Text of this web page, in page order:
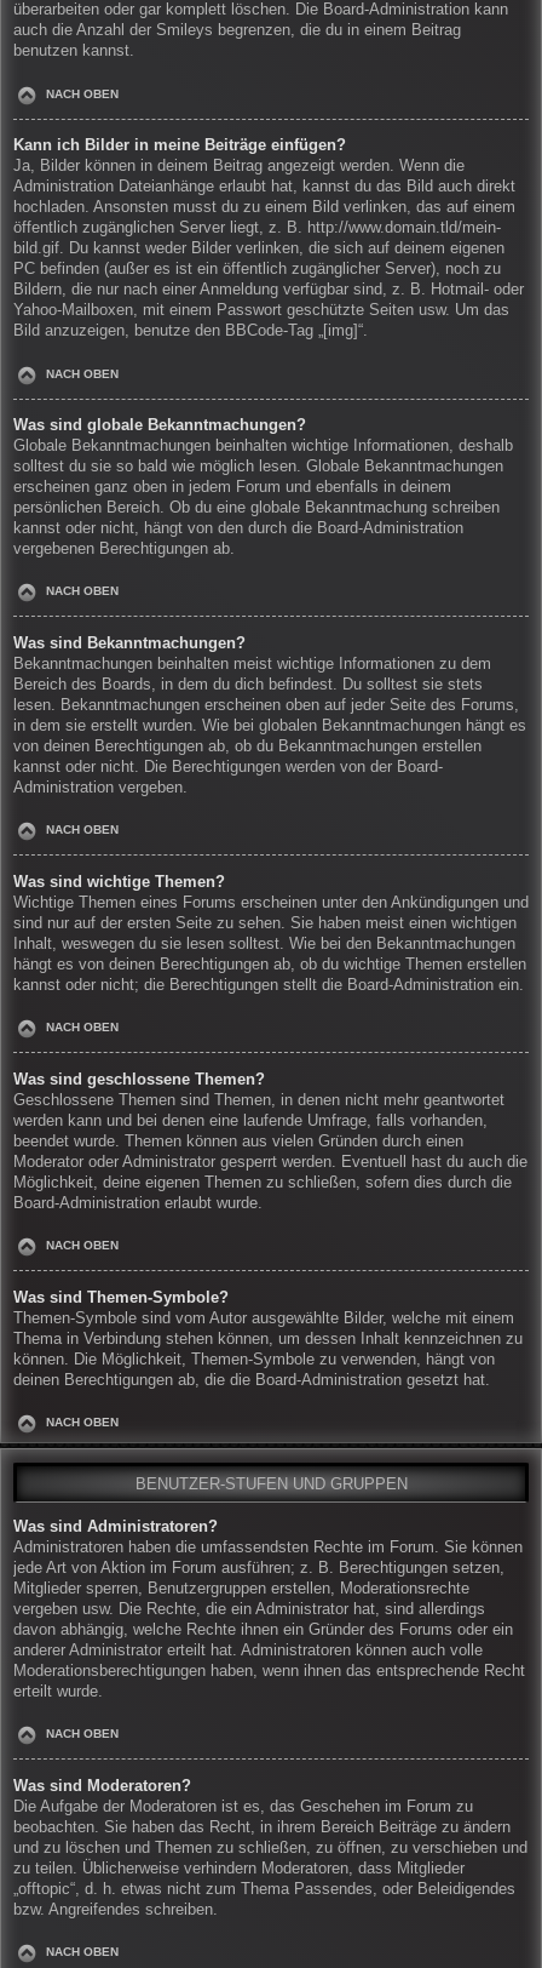
überarbeiten oder gar komplett löschen. Die Board-Administration kann
auch die Anzahl der Smileys begrenzen, die du in einem Beitrag
benutzen kannst.
NACH OBEN
Kann ich Bilder in meine Beiträge einfügen?
Ja, Bilder können in deinem Beitrag angezeigt werden. Wenn die
Administration Dateianhänge erlaubt hat, kannst du das Bild auch direkt
hochladen. Ansonsten musst du zu einem Bild verlinken, das auf einem
öffentlich zugänglichen Server liegt, z. B. http://www.domain.tld/mein-
bild.gif. Du kannst weder Bilder verlinken, die sich auf deinem eigenen
PC befinden (außer es ist ein öffentlich zugänglicher Server), noch zu
Bildern, die nur nach einer Anmeldung verfügbar sind, z. B. Hotmail- oder
Yahoo-Mailboxen, mit einem Passwort geschützte Seiten usw. Um das
Bild anzuzeigen, benutze den BBCode-Tag „[img]“.
NACH OBEN
Was sind globale Bekanntmachungen?
Globale Bekanntmachungen beinhalten wichtige Informationen, deshalb
solltest du sie so bald wie möglich lesen. Globale Bekanntmachungen
erscheinen ganz oben in jedem Forum und ebenfalls in deinem
persönlichen Bereich. Ob du eine globale Bekanntmachung schreiben
kannst oder nicht, hängt von den durch die Board-Administration
vergebenen Berechtigungen ab.
NACH OBEN
Was sind Bekanntmachungen?
Bekanntmachungen beinhalten meist wichtige Informationen zu dem
Bereich des Boards, in dem du dich befindest. Du solltest sie stets
lesen. Bekanntmachungen erscheinen oben auf jeder Seite des Forums,
in dem sie erstellt wurden. Wie bei globalen Bekanntmachungen hängt es
von deinen Berechtigungen ab, ob du Bekanntmachungen erstellen
kannst oder nicht. Die Berechtigungen werden von der Board-
Administration vergeben.
NACH OBEN
Was sind wichtige Themen?
Wichtige Themen eines Forums erscheinen unter den Ankündigungen und
sind nur auf der ersten Seite zu sehen. Sie haben meist einen wichtigen
Inhalt, weswegen du sie lesen solltest. Wie bei den Bekanntmachungen
hängt es von deinen Berechtigungen ab, ob du wichtige Themen erstellen
kannst oder nicht; die Berechtigungen stellt die Board-Administration ein.
NACH OBEN
Was sind geschlossene Themen?
Geschlossene Themen sind Themen, in denen nicht mehr geantwortet
werden kann und bei denen eine laufende Umfrage, falls vorhanden,
beendet wurde. Themen können aus vielen Gründen durch einen
Moderator oder Administrator gesperrt werden. Eventuell hast du auch die
Möglichkeit, deine eigenen Themen zu schließen, sofern dies durch die
Board-Administration erlaubt wurde.
NACH OBEN
Was sind Themen-Symbole?
Themen-Symbole sind vom Autor ausgewählte Bilder, welche mit einem
Thema in Verbindung stehen können, um dessen Inhalt kennzeichnen zu
können. Die Möglichkeit, Themen-Symbole zu verwenden, hängt von
deinen Berechtigungen ab, die die Board-Administration gesetzt hat.
NACH OBEN
BENUTZER-STUFEN UND GRUPPEN
Was sind Administratoren?
Administratoren haben die umfassendsten Rechte im Forum. Sie können
jede Art von Aktion im Forum ausführen; z. B. Berechtigungen setzen,
Mitglieder sperren, Benutzergruppen erstellen, Moderationsrechte
vergeben usw. Die Rechte, die ein Administrator hat, sind allerdings
davon abhängig, welche Rechte ihnen ein Gründer des Forums oder ein
anderer Administrator erteilt hat. Administratoren können auch volle
Moderationsberechtigungen haben, wenn ihnen das entsprechende Recht
erteilt wurde.
NACH OBEN
Was sind Moderatoren?
Die Aufgabe der Moderatoren ist es, das Geschehen im Forum zu
beobachten. Sie haben das Recht, in ihrem Bereich Beiträge zu ändern
und zu löschen und Themen zu schließen, zu öffnen, zu verschieben und
zu teilen. Üblicherweise verhindern Moderatoren, dass Mitglieder
„offtopic“, d. h. etwas nicht zum Thema Passendes, oder Beleidigendes
bzw. Angreifendes schreiben.
NACH OBEN